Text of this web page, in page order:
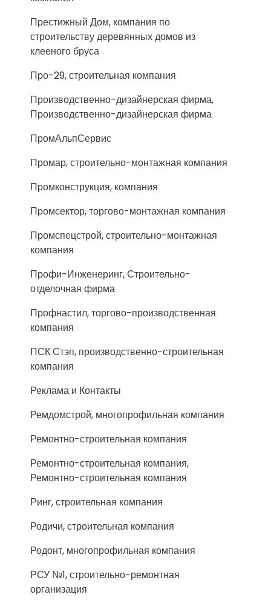
Престижный Дом, компания по
строительству деревянных домов из
клееного бруса
Про-29, строительная компания
Производственно-дизайнерская фирма,
Производственно-дизайнерская фирма
ПромАльпСервис
Промар, строительно-монтажная компания
Промконструкция, компания
Промсектор, торгово-монтажная компания
Промспецстрой, строительно-монтажная
компания
Профи-Инженеринг, Строительно-
отделочная фирма
Профнастил, торгово-производственная
компания
ПСК Стэп, производственно-строительная
компания
Реклама и Контакты
Ремдомстрой, многопрофильная компания
Ремонтно-строительная компания
Ремонтно-строительная компания,
Ремонтно-строительная компания
Ринг, строительная компания
Родичи, строительная компания
Родонт, многопрофильная компания
РСУ №1, строительно-ремонтная
организация